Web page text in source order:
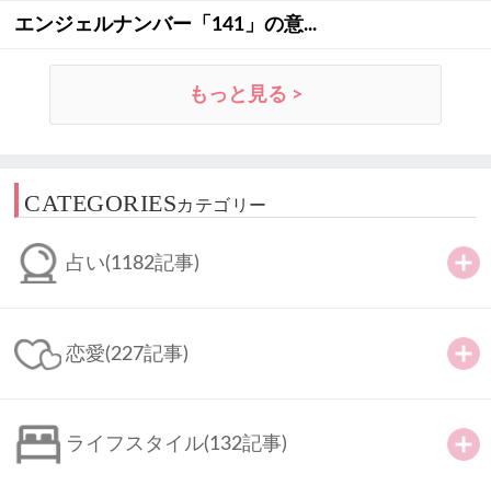
エンジェルナンバー「141」の意...
もっと見る >
CATEGORIESカテゴリー
占い(1182記事)
恋愛(227記事)
ライフスタイル(132記事)